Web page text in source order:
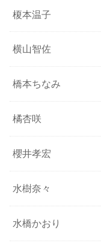
榎本温子
横山智佐
橋本ちなみ
橘杏咲
櫻井孝宏
水樹奈々
水橋かおり